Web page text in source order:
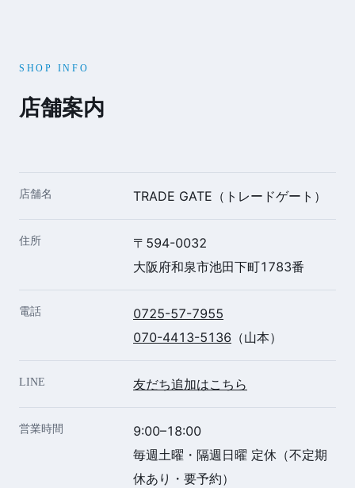
SHOP INFO
店舗案内
店舗名 TRADE GATE（トレードゲート）
住所
〒594-0032
大阪府和泉市池田下町1783番
電話
0725-57-7955
070-4413-5136 （山本）
LINE 友だち追加はこちら
営業時間
9:00–18:00
毎週土曜・隔週日曜 定休（不定期
休あり・要予約）